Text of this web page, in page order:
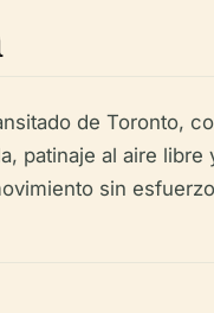
de Toronto,
patinaje al aire
sin